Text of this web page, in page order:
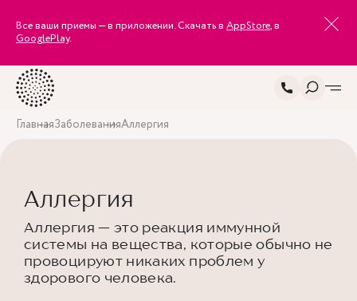
Все ваши приемы — в приложении. Скачать в AppStore, в
GooglePlay.
ГлавнаяЗаболеванияАллергия
Аллергия
Аллергия — это реакция иммунной
системы на вещества, которые обычно не
провоцируют никаких проблем у
здорового человека.